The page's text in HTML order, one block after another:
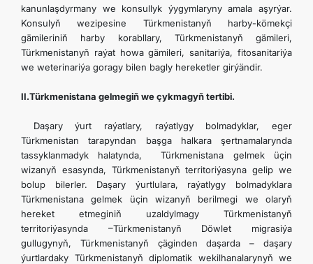
kanunlaşdyrmany we konsullyk ýygymlaryny amala aşyrýar.
Konsulyň wezipesine Türkmenistanyň harby-kömekçi
gämileriniň harby korabllary, Türkmenistanyň gämileri,
Türkmenistanyň raýat howa gämileri, sanitariýa, fitosanitariýa
we weterinariýa goragy bilen bagly hereketler girýändir.
II.Türkmenistana gelmegiň we çykmagyň tertibi.
Daşary ýurt raýatlary, raýatlygy bolmadyklar, eger
Türkmenistan tarapyndan başga halkara şertnamalarynda
tassyklanmadyk halatynda, Türkmenistana gelmek üçin
wizanyň esasynda, Türkmenistanyň territoriýasyna gelip we
bolup bilerler. Daşary ýurtlulara, raýatlygy bolmadyklara
Türkmenistana gelmek üçin wizanyň berilmegi we olaryň
hereket etmeginiň uzaldylmagy Türkmenistanyň
territoriýasynda –Türkmenistanyň Döwlet migrasiýa
gullugynyň, Türkmenistanyň çäginden daşarda – daşary
ýurtlardaky Türkmenistanyň diplomatik wekilhanalarynyň we